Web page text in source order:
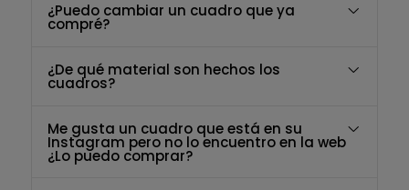
¿Puedo cambiar un cuadro que ya
compré?
¿De qué material son hechos los
cuadros?
Me gusta un cuadro que está en su
Instagram pero no lo encuentro en la web
¿Lo puedo comprar?